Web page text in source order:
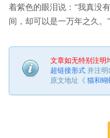
着紫色的眼泪说：“我真没
间，却可以是一万年之久。”
文章如无特别注明
超链接形式 并注明
原文地址《 猫和蝴